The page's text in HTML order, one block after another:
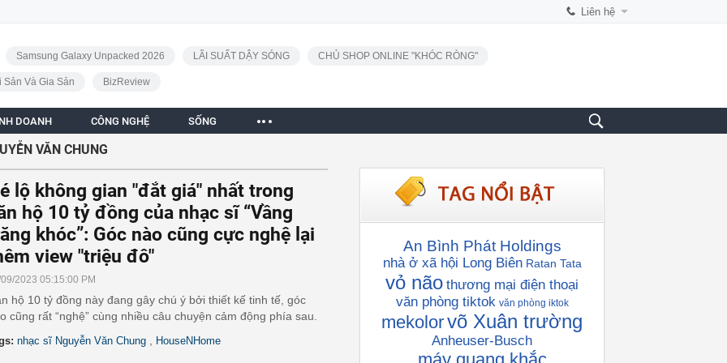
Liên hệ
Samsung Galaxy Unpacked 2026 LÃI SUẤT DẬY SÓNG CHỦ SHOP ONLINE "KHÓC RÒNG"
Sản Và Gia Sản BizReview
DOANH CÔNG NGHỆ SỐNG
VĂN CHUNG
lộ không gian "đắt giá" nhất trong
hộ 10 tỷ đồng của nhạc sĩ “Vầng
khóc”: Góc nào cũng cực nghệ lại
view "triệu đô"
2023 05:15:00 PM
hộ 10 tỷ đồng này đang gây chú ý bởi thiết kế tinh tế, góc
cũng rất “nghệ” cùng nhiều câu chuyện cảm động phía sau.
nhạc sĩ Nguyễn Văn Chung HouseNHome
An Bình Phát Holdings
nhà ở xã hội Long Biên Ratan Tata
vỏ não thương mại điện thoại
văn phòng tiktok văn phòng iktok
mekolorvõ Xuân trường
Anheuser-Busch